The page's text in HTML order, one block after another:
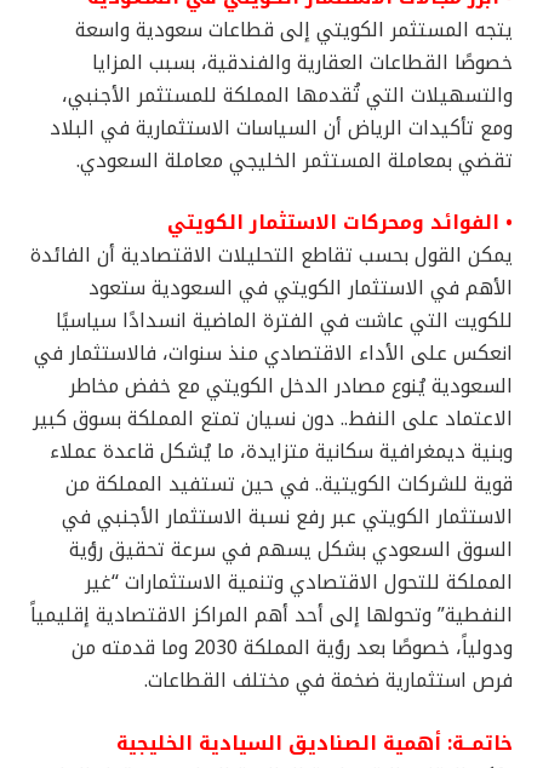
يتجه المستثمر الكويتي إلى قطاعات سعودية واسعة
خصوصًا القطاعات العقارية والفندقية، بسبب المزايا
والتسهيلات التي تُقدمها المملكة للمستثمر الأجنبي،
ومع تأكيدات الرياض أن السياسات الاستثمارية في البلاد
تقضي بمعاملة المستثمر الخليجي معاملة السعودي.
• الفوائد ومحركات الاستثمار الكويتي
يمكن القول بحسب تقاطع التحليلات الاقتصادية أن الفائدة
الأهم في الاستثمار الكويتي في السعودية ستعود
للكويت التي عاشت في الفترة الماضية انسدادًا سياسيًا
انعكس على الأداء الاقتصادي منذ سنوات، فالاستثمار في
السعودية يُنوع مصادر الدخل الكويتي مع خفض مخاطر
الاعتماد على النفط.. دون نسيان تمتع المملكة بسوق كبير
وبنية ديمغرافية سكانية متزايدة، ما يُشكل قاعدة عملاء
قوية للشركات الكويتية.. في حين تستفيد المملكة من
الاستثمار الكويتي عبر رفع نسبة الاستثمار الأجنبي في
السوق السعودي بشكل يسهم في سرعة تحقيق رؤية
المملكة للتحول الاقتصادي وتنمية الاستثمارات “غير
النفطية” وتحولها إلى أحد أهم المراكز الاقتصادية إقليمياً
ودولياً، خصوصًا بعد رؤية المملكة 2030 وما قدمته من
فرص استثمارية ضخمة في مختلف القطاعات.
خاتمــة: أهمية الصناديق السيادية الخليجية